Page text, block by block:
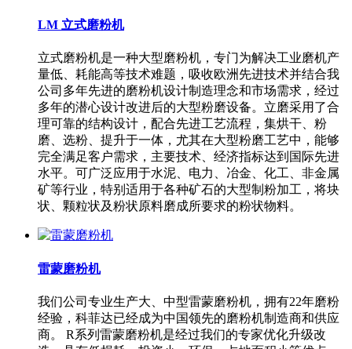
LM 立式磨粉机
立式磨粉机是一种大型磨粉机，专门为解决工业磨机产
量低、耗能高等技术难题，吸收欧洲先进技术并结合我
公司多年先进的磨粉机设计制造理念和市场需求，经过
多年的潜心设计改进后的大型粉磨设备。立磨采用了合
理可靠的结构设计，配合先进工艺流程，集烘干、粉
磨、选粉、提升于一体，尤其在大型粉磨工艺中，能够
完全满足客户需求，主要技术、经济指标达到国际先进
水平。可广泛应用于水泥、电力、冶金、化工、非金属
矿等行业，特别适用于各种矿石的大型制粉加工，将块
状、颗粒状及粉状原料磨成所要求的粉状物料。
雷蒙磨粉机
我们公司专业生产大、中型雷蒙磨粉机，拥有22年磨粉
经验，科菲达已经成为中国领先的磨粉机制造商和供应
商。 R系列雷蒙磨粉机是经过我们的专家优化升级改